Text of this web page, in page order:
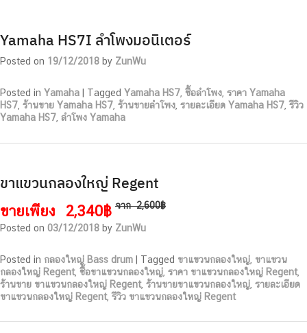
Yamaha HS7I ลำโพงมอนิเตอร์
Posted on 19/12/2018 by ZunWu
Posted in Yamaha Tagged Yamaha HS7 ซื้อลำโพง ราคา Yamaha
HS7 ร้านขาย Yamaha HS7 ร้านขายลำโพง รายละเอียด Yamaha HS7 ,รีวิว
Yamaha HS7 ลำโพง Yamaha
ขาแขวนกลองใหญ่ Regent
ขายเพียง 2,340฿ จาก2,600฿
Posted on 03/12/2018 by ZunWu
Posted in กลองใหญ่ Bass drum Tagged ขาแขวนกลองใหญ่ ขาแขวน
กลองใหญ่ Regent, ซื้อขาแขวนกลองใหญ่ ราคา ขาแขวนกลองใหญ่ Regent,
ร้านขาย ขาแขวนกลองใหญ่ Regent, ร้านขายขาแขวนกลองใหญ่ รายละเอียด
ขาแขวนกลองใหญ่ Regent,รีวิว ขาแขวนกลองใหญ่ Regent